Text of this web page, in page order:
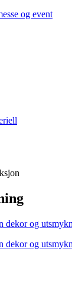
og event
dekor og
dekor og